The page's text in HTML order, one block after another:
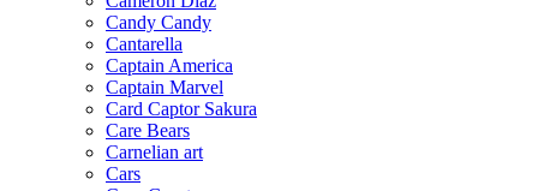
Candy Candy
Cantarella
Captain America
Captain Marvel
Card Captor Sakura
Care Bears
Carnelian art
Cars